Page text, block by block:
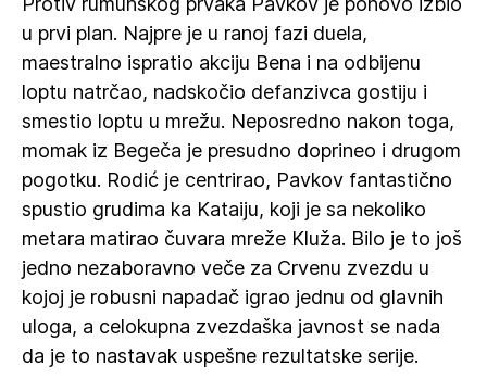
u prvi plan. Najpre je u ranoj fazi duela,
maestralno ispratio akciju Bena i na odbijenu
loptu natrčao, nadskočio defanzivca gostiju i
smestio loptu u mrežu. Neposredno nakon toga,
momak iz Begeča je presudno doprineo i drugom
pogotku. Rodić je centrirao, Pavkov fantastično
spustio grudima ka Kataiju, koji je sa nekoliko
metara matirao čuvara mreže Kluža. Bilo je to još
jedno nezaboravno veče za Crvenu zvezdu u
kojoj je robusni napadač igrao jednu od glavnih
uloga, a celokupna zvezdaška javnost se nada
da je to nastavak uspešne rezultatske serije.